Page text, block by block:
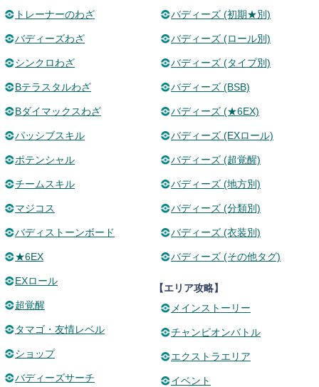
トレーナーのわざ
バディーズわざ
シンクロわざ
Bテラスタルわざ
Bダイマックスわざ
パッシブスキル
ポテンシャル
チームスキル
マジコス
バディストーンボード
★6EX
EXロール
超覚醒
タマゴ・友情レベル
ショップ
バディーズサーチ
バディーズ (初期★別)
バディーズ (ロール別)
バディーズ (タイプ別)
バディーズ (BSB)
バディーズ (★6EX)
バディーズ (EXロール)
バディーズ (超覚醒)
バディーズ (地方別)
バディーズ (分類別)
バディーズ (衣装別)
バディーズ (その他タグ)
【エリア攻略】
メインストーリー
チャンピオンバトル
エクストラエリア
イベント